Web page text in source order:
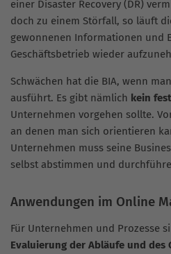
einer Disaster Recovery (DR)
doch zu einem Störfall, so läuft
gewonnenen Informationen und
Geschäftsbetrieb wieder
Schwächen hat die BIA, wenn
ausführt. Es gibt nämlich kein
Unternehmen vorgehen sollte.
an denen man sich orientieren
Unternehmen muss seine
selbst abstimmen und
Anwendungen im Online
Für Unternehmen und Prozesse
Evaluierung der Abläufe und des